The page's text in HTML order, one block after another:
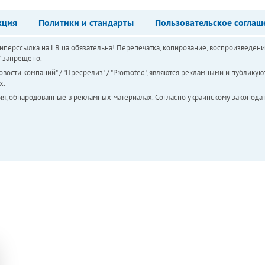
Политики и стандарты Пользовательское
на LB.ua обязательна! Перепечатка, копирование,
запрещено.
компаний" / "Пресрелиз" / "Promoted", являются рекламными и
обнародованные в рекламных материалах. Согласно украинскому